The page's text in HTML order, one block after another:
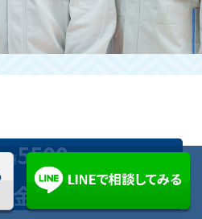
値5500円(税込)〜対応
金について